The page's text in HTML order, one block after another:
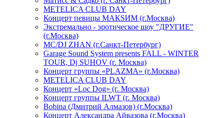
METELICA CLUB DAY
Концерт певицы МАКSИМ (г.Москва)
Экстремально - эротическое шоу "ДРУГИЕ"
(г.Москва)
МС/DJ ZHAN (г.Санкт-Петербург)
Garage Sound System presents FALL - WINTER
TOUR, Dj SUHOV (г. Москва)
Концерт группы «PLAZMA» (г.Москва)
METELICA CLUB DAY
Концерт «Loc Dog» (г. Москва)
Концерт группы ILWT (г. Москва)
Bobina (Дмитрий Алмазов) (г.Москва)
Концерт Александра Айвазова (г.Москва)